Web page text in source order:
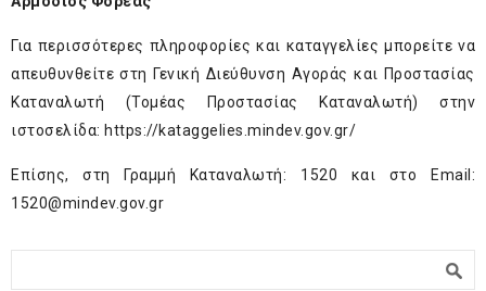
Για περισσότερες πληροφορίες και καταγγελίες μπορείτε να
απευθυνθείτε στη Γενική Διεύθυνση Αγοράς και Προστασίας
Καταναλωτή (Τομέας Προστασίας Καταναλωτή) στην
ιστοσελίδα: https://kataggelies.mindev.gov.gr/
Επίσης, στη Γραμμή Καταναλωτή: 1520 και στο Email:
1520@mindev.gov.gr